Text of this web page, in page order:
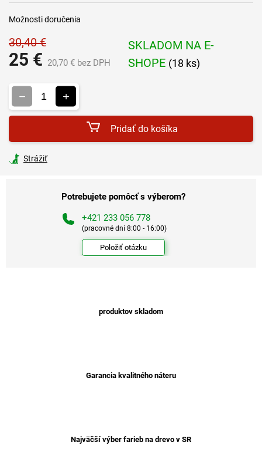
30,40 €
25 € 20,70 € bez DPH
SKLADOM NA E-
SHOPE (18 ks)
Možnosti doručenia
Pridať do košíka
Strážiť
Potrebujete pomôcť s výberom?
+421 233 056 778
(pracovné dni 8:00 - 16:00)
Položiť otázku
produktov skladom
Garancia kvalitného náteru
Najväčší výber farieb na drevo v SR